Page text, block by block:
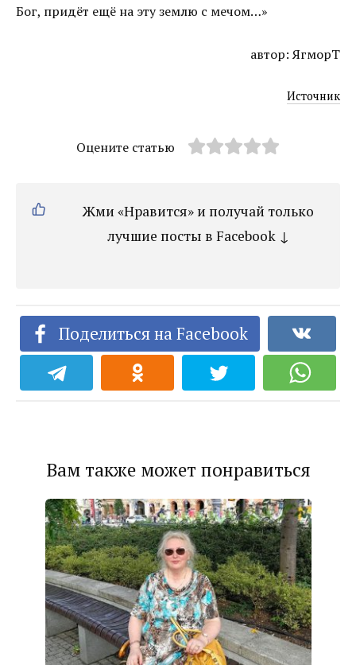
Бог, придёт ещё на эту землю с мечом…»
автор: ЯгморТ
Источник
Оцените статью
Жми «Нравится» и получай только
лучшие посты в Facebook ↓
Поделиться на Facebook
Вам также может понравиться